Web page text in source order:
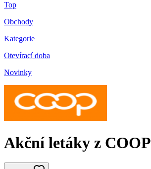
Top
Obchody
Kategorie
Otevírací doba
Novinky
Akční letáky z COOP